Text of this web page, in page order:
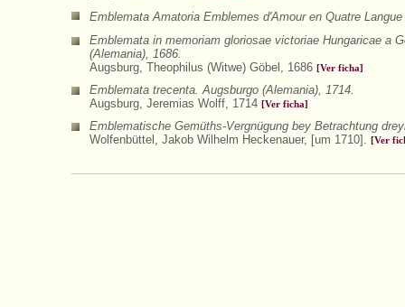
Emblemata Amatoria Emblemes d'Amour en Quatre
Emblemata in memoriam gloriosae victoriae Hungaricae a
(Alemania), 1686.
Augsburg, Theophilus (Witwe) Göbel, 1686 [Ver ficha]
Emblemata trecenta. Augsburgo (Alemania), 1714.
Augsburg, Jeremias Wolff, 1714 [Ver ficha]
Emblematische Gemüths-Vergnügung bey Betrachtung
Wolfenbüttel, Jakob Wilhelm Heckenauer, [um 1710].
[Ver